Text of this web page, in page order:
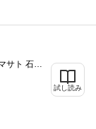
サト 石森
試し読み